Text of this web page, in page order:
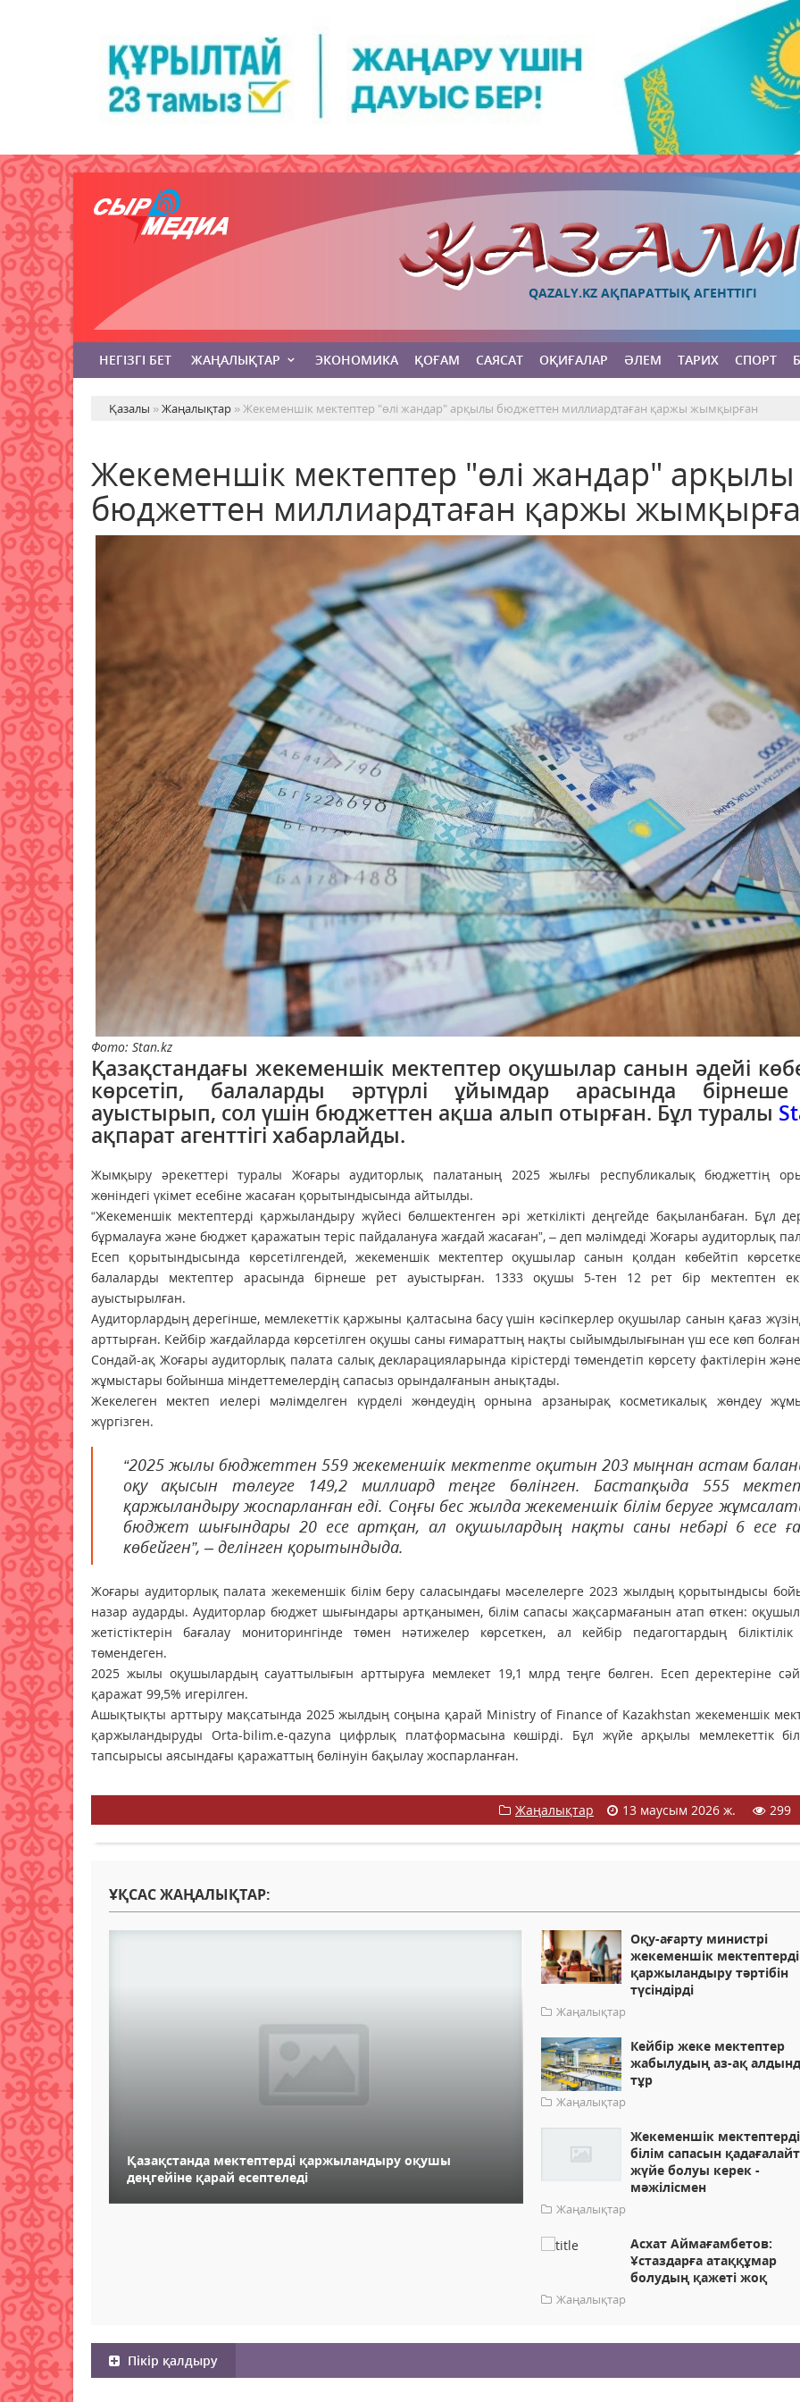
QAZALY.KZ АҚПАРАТТЫҚ АГЕНТТІГІ
НЕГІЗГІ БЕТ ЖАҢАЛЫҚТАР ЭКОНОМИКА ҚОҒАМ САЯСАТ ОҚИҒАЛАР ӘЛЕМ ТАРИХ СПОРТ
Қазалы »Жаңалықтар » Жекеменшік мектептер "өлі жандар" арқылы бюджеттен миллиардтаған қаржы жымқырған
Жекеменшік мектептер "өлі жандар" арқылы
бюджеттен миллиардтаған қаржы
Фото: Stan.kz
Қазақстандағы жекеменшік мектептер оқушылар санын әдейі
көрсетіп, балаларды әртүрлі ұйымдар арасында
ауыстырып, сол үшін бюджеттен ақша алып отырған. Бұл туралы
ақпарат агенттігі хабарлайды.
Жымқыру әрекеттері туралы Жоғары аудиторлық палатаның 2025 жылғы республикалық бюджеттің
жөніндегі үкімет есебіне жасаған қорытындысында айтылды.
“Жекеменшік мектептерді қаржыландыру жүйесі бөлшектенген әрі жеткілікті деңгейде бақыланбаған. Бұл
бұрмалауға және бюджет қаражатын теріс пайдалануға жағдай жасаған”, – деп мәлімдеді Жоғары аудиторлық
Есеп қорытындысында көрсетілгендей, жекеменшік мектептер оқушылар санын қолдан көбейтіп
балаларды мектептер арасында бірнеше рет ауыстырған. 1333 оқушы 5-тен 12 рет бір мектептен
ауыстырылған.
Аудиторлардың дерегінше, мемлекеттік қаржыны қалтасына басу үшін кәсіпкерлер оқушылар санын қағаз
арттырған. Кейбір жағдайларда көрсетілген оқушы саны ғимараттың нақты сыйымдылығынан үш есе көп
Сондай-ақ Жоғары аудиторлық палата салық декларацияларында кірістерді төмендетіп көрсету фактілерін
жұмыстары бойынша міндеттемелердің сапасыз орындалғанын анықтады.
Жекелеген мектеп иелері мәлімделген күрделі жөндеудің орнына арзанырақ косметикалық жөндеу
жүргізген.
“2025 жылы бюджеттен 559 жекеменшік мектепте оқитын 203 мыңнан астам
оқу ақысын төлеуге 149,2 миллиард теңге бөлінген. Бастапқыда 555
қаржыландыру жоспарланған еді. Соңғы бес жылда жекеменшік білім беруге
бюджет шығындары 20 есе артқан, ал оқушылардың нақты саны небәрі 6 есе
көбейген”, – делінген қорытындыда.
Жоғары аудиторлық палата жекеменшік білім беру саласындағы мәселелерге 2023 жылдың қорытындысы
назар аударды. Аудиторлар бюджет шығындары артқанымен, білім сапасы жақсармағанын атап өткен:
жетістіктерін бағалау мониторингінде төмен нәтижелер көрсеткен, ал кейбір педагогтардың біліктілік
төмендеген.
2025 жылы оқушылардың сауаттылығын арттыруға мемлекет 19,1 млрд теңге бөлген. Есеп деректеріне
қаражат 99,5% игерілген.
Ашықтықты арттыру мақсатында 2025 жылдың соңына қарай Ministry of Finance of Kazakhstan жекеменшік
қаржыландыруды Orta-bilim.e-qazyna цифрлық платформасына көшірді. Бұл жүйе арқылы мемлекеттік
тапсырысы аясындағы қаражаттың бөлінуін бақылау жоспарланған.
Жаңалықтар 13 маусым 2026 ж. 299
ҰҚСАС ЖАҢАЛЫҚТАР:
Қазақстанда мектептерді қаржыландыру оқушы
деңгейіне қарай есептеледі
Оқу-ағарту министрі
жекеменшік
қаржыландыру тәртібін
түсіндірді
Жаңалықтар
Кейбір жеке мектептер
жабылудың аз-ақ
тұр
Жаңалықтар
Жекеменшік
білім сапасын
жүйе болуы керек -
мәжілісмен
Жаңалықтар
Асхат Аймағамбетов:
Ұстаздарға атаққұмар
болудың қажеті жоқ
Жаңалықтар
Пікір қалдыру